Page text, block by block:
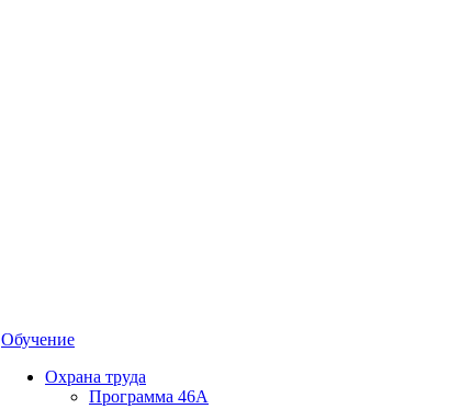
Обучение
Охрана труда
Программа 46А